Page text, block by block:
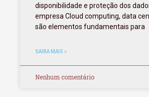
disponibilidade e proteção dos
empresa Cloud computing, data
são elementos fundamentais para
SAIBA MAIS »
Nenhum comentário